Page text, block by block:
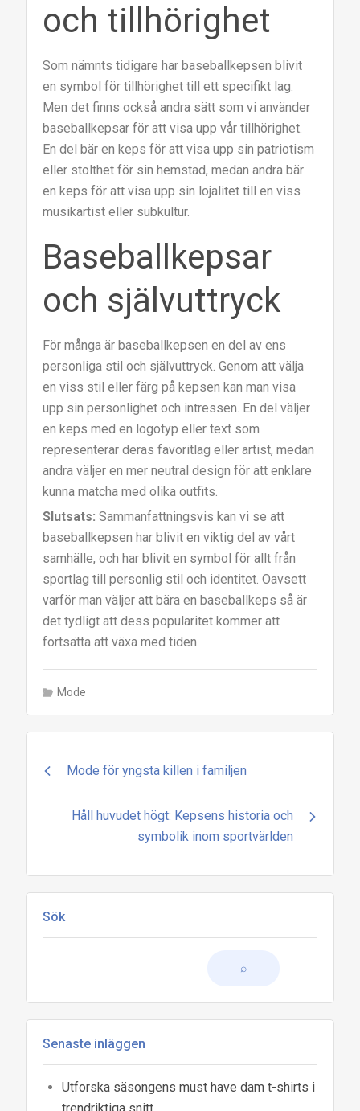
och tillhörighet
Som nämnts tidigare har baseballkepsen blivit
en symbol för tillhörighet till ett specifikt lag.
Men det finns också andra sätt som vi använder
baseballkepsar för att visa upp vår tillhörighet.
En del bär en keps för att visa upp sin patriotism
eller stolthet för sin hemstad, medan andra bär
en keps för att visa upp sin lojalitet till en viss
musikartist eller subkultur.
Baseballkepsar
och självuttryck
För många är baseballkepsen en del av ens
personliga stil och självuttryck. Genom att välja
en viss stil eller färg på kepsen kan man visa
upp sin personlighet och intressen. En del väljer
en keps med en logotyp eller text som
representerar deras favoritlag eller artist, medan
andra väljer en mer neutral design för att enklare
kunna matcha med olika outfits.
Slutsats: Sammanfattningsvis kan vi se att
baseballkepsen har blivit en viktig del av vårt
samhälle, och har blivit en symbol för allt från
sportlag till personlig stil och identitet. Oavsett
varför man väljer att bära en baseballkeps så är
det tydligt att dess popularitet kommer att
fortsätta att växa med tiden.
Mode
Inläggsnavigering
Mode för yngsta killen i familjen
Håll huvudet högt: Kepsens historia och
symbolik inom sportvärlden
Sök
Senaste inläggen
Utforska säsongens must have dam t-shirts i